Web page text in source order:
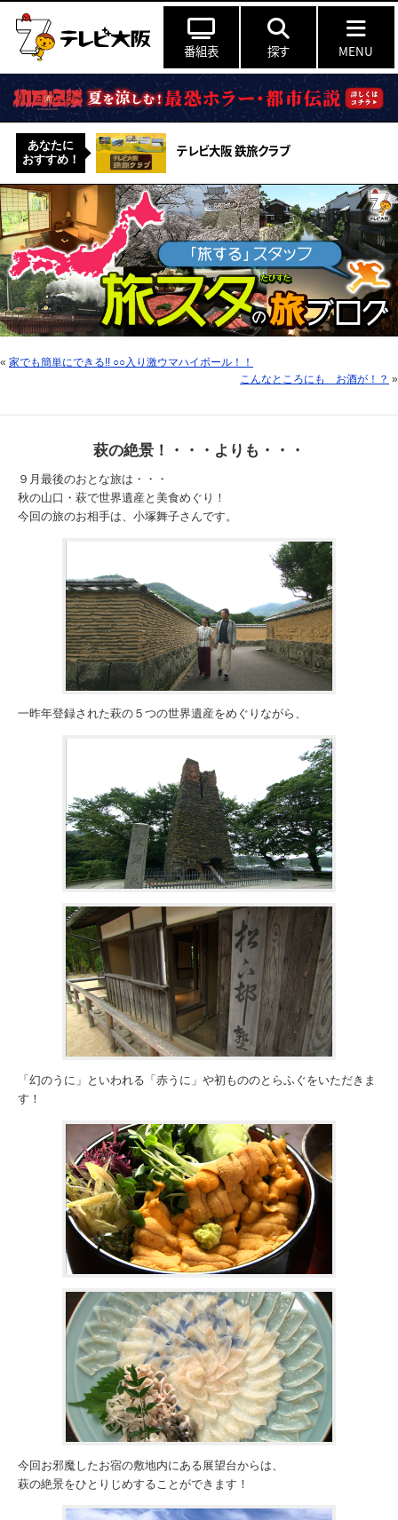
番組表 探す MENU
あなたに
おすすめ！
テレビ大阪 鉄旅クラブ
« 家でも簡単にできる!! ○○入り激ウマハイボール！！
こんなところにも お酒が！？ »
萩の絶景！・・・よりも・・・
９月最後のおとな旅は・・・
秋の山口・萩で世界遺産と美食めぐり！
今回の旅のお相手は、小塚舞子さんです。
一昨年登録された萩の５つの世界遺産をめぐりながら、
「幻のうに」といわれる「赤うに」や初もののとらふぐをいただきま
す！
今回お邪魔したお宿の敷地内にある展望台からは、
萩の絶景をひとりじめすることができます！